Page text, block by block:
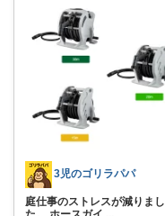
3児のゴリラパパ
庭仕事のストレスが減りまし